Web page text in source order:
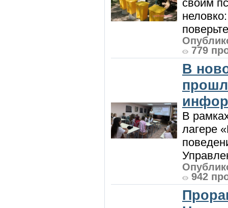
своим
779
В
В
лагере
942